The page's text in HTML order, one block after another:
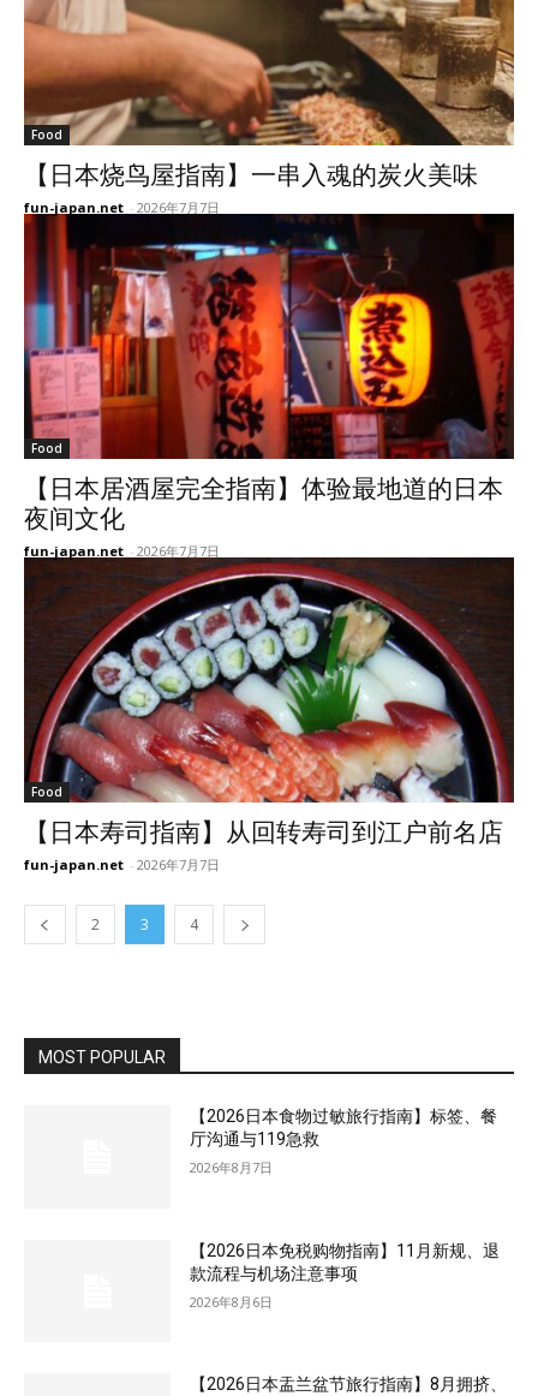
Food
【日本烧鸟屋指南】一串入魂的炭火美味
fun-japan.net - 2026年7月7日
Food
【日本居酒屋完全指南】体验最地道的日本
夜间文化
fun-japan.net - 2026年7月7日
Food
【日本寿司指南】从回转寿司到江户前名店
fun-japan.net - 2026年7月7日
2 3 4
MOST POPULAR
【2026日本食物过敏旅行指南】标签、餐
厅沟通与119急救
2026年8月7日
【2026日本免税购物指南】11月新规、退
款流程与机场注意事项
2026年8月6日
【2026日本盂兰盆节旅行指南】8月拥挤、